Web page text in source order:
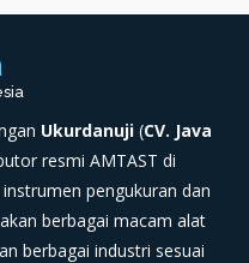
Ukurdanuji (CV. Java
resmi AMTAST di
pengukuran dan
berbagai macam alat
berbagai industri sesuai